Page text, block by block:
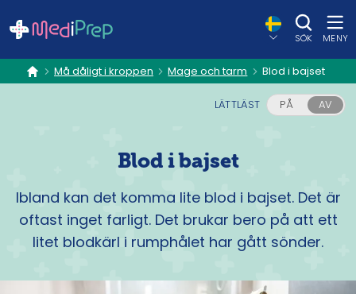
SÖK MENY
hem Må dåligt i kroppen Mage och tarm Blod i bajset
LÄTTLÄST PÅ AV
Blod i bajset
Ibland kan det komma lite blod i bajset. Det är
oftast inget farligt. Det brukar bero på att ett
litet blodkärl i rumphålet har gått sönder.